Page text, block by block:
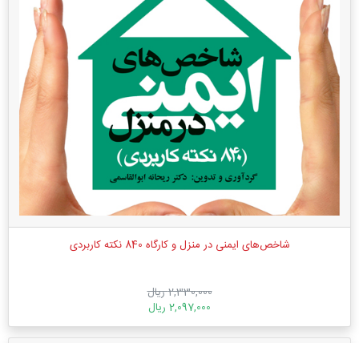
شاخص‌های ایمنی در منزل و کارگاه 840 نکته کاربردی
2,330,000 ریال
2,097,000 ریال